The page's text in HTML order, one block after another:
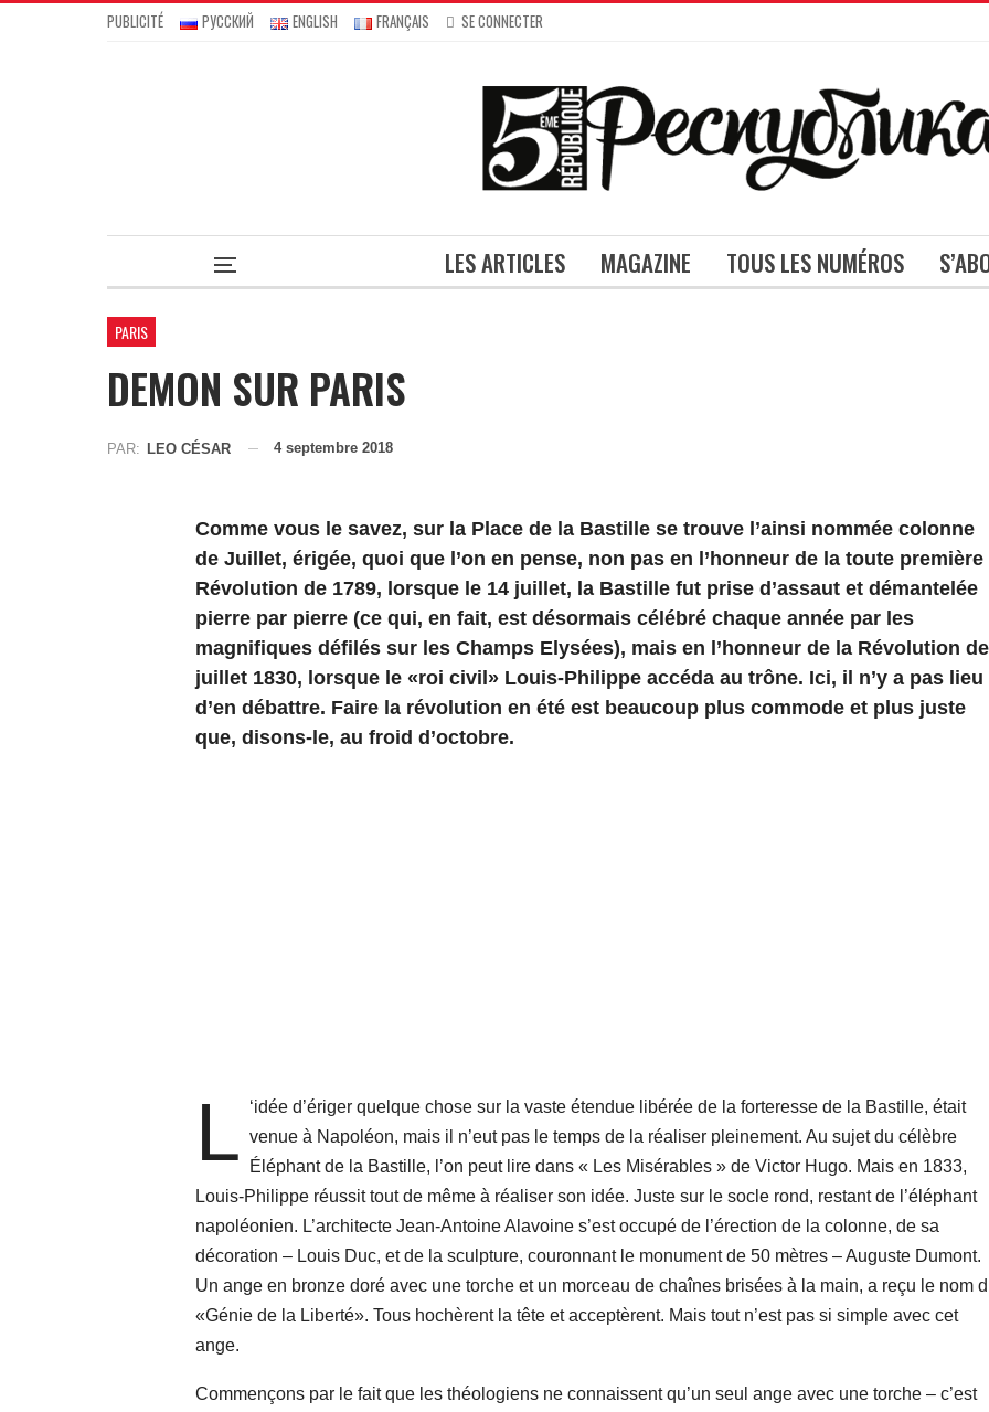
PUBLICITÉ РУССКИЙ ENGLISH FRANÇAIS SE CONNECTER
LES ARTICLES MAGAZINE TOUS LES NUMÉROS
PARIS
DEMON SUR PARIS
PAR: LEO CÉSAR 4 septembre 2018
Comme vous le savez, sur la Place de la Bastille se trouve l’ainsi nommée colonne
de Juillet, érigée, quoi que l’on en pense, non pas en l’honneur de la toute première
Révolution de 1789, lorsque le 14 juillet, la Bastille fut prise d’assaut et démantelée
pierre par pierre (ce qui, en fait, est désormais célébré chaque année par les
magnifiques défilés sur les Champs Elysées), mais en l’honneur de la Révolution de
juillet 1830, lorsque le «roi civil» Louis-Philippe accéda au trône. Ici, il n’y a pas lieu
d’en débattre. Faire la révolution en été est beaucoup plus commode et plus juste
que, disons-le, au froid d’octobre.
L
‘idée d’ériger quelque chose sur la vaste étendue libérée de la forteresse de la Bastille, était
venue à Napoléon, mais il n’eut pas le temps de la réaliser pleinement. Au sujet du célèbre
Éléphant de la Bastille, l’on peut lire dans « Les Misérables » de Victor Hugo. Mais en 1833,
Louis-Philippe réussit tout de même à réaliser son idée. Juste sur le socle rond, restant de l’éléphant
napoléonien. L’architecte Jean-Antoine Alavoine s’est occupé de l’érection de la colonne, de sa
décoration – Louis Duc, et de la sculpture, couronnant le monument de 50 mètres – Auguste Dumont.
Un ange en bronze doré avec une torche et un morceau de chaînes brisées à la main, a reçu le nom
«Génie de la Liberté». Tous hochèrent la tête et acceptèrent. Mais tout n’est pas si simple avec cet
ange.
Commençons par le fait que les théologiens ne connaissent qu’un seul ange avec une torche – c’est